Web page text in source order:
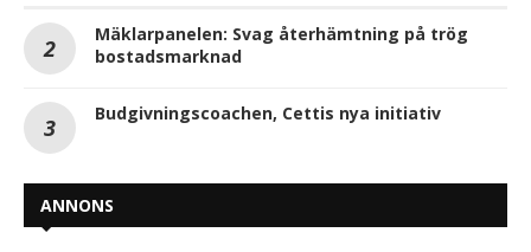
Mäklarpanelen: Svag återhämtning på trög
bostadsmarknad
Budgivningscoachen, Cettis nya initiativ
ANNONS